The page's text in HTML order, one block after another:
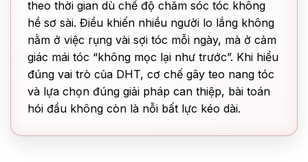
theo thời gian dù chế độ chăm sóc tóc không
hề sơ sài. Điều khiến nhiều người lo lắng không
nằm ở việc rụng vài sợi tóc mỗi ngày, mà ở cảm
giác mái tóc “không mọc lại như trước”. Khi hiểu
đúng vai trò của DHT, cơ chế gây teo nang tóc
và lựa chọn đúng giải pháp can thiệp, bài toán
hói đầu không còn là nỗi bất lực kéo dài.